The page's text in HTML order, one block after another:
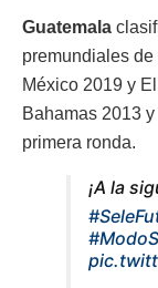
Guatemala
premundiales
México 2019 y
Bahamas 2013
primera ronda.
¡A la